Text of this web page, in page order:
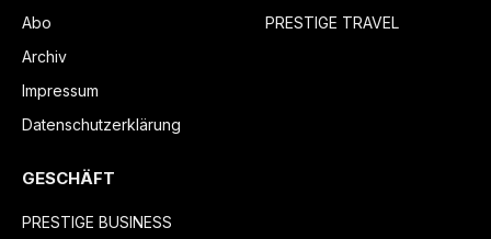
Abo
Archiv
Impressum
Datenschutzerklärung
PRESTIGE TRAVEL
GESCHÄFT
PRESTIGE BUSINESS